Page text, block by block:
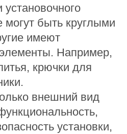
быть круглыми
имеют
Например,
крючки для
внешний вид
установки,